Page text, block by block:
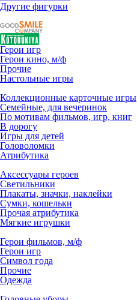
Другие фигурки
Герои игр
Герои кино, м/ф
Прочие
Настольные игры
Коллекционные карточные игры
Семейные, для вечеринок
По мотивам фильмов, игр, книг
В дорогу
Игры для детей
Головоломки
Атрибутика
Аксессуары героев
Светильники
Плакаты, значки, наклейки
Сумки, кошельки
Прочая атрибутика
Мягкие игрушки
Герои фильмов, м/ф
Герои игр
Символ года
Прочие
Одежда